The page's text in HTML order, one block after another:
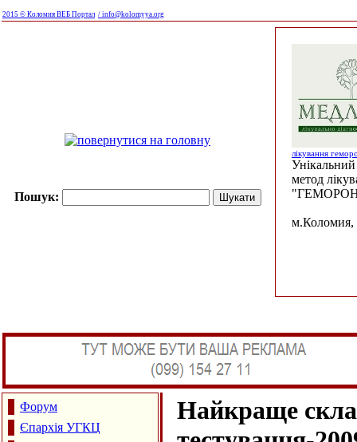
2015 © Коломия ВЕБ Портал / info@kolomyya.org
Пошук:
лікування
Унікальний
метод
м.Коломия,
Форум
Єпархія УГКЦ
Найкраще